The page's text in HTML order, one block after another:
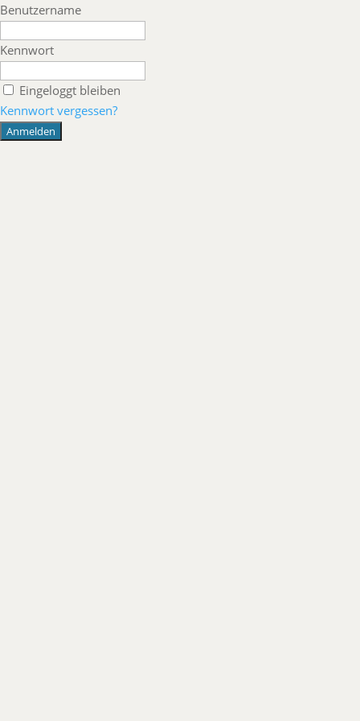
Benutzername
Kennwort
Eingeloggt bleiben
Kennwort vergessen?